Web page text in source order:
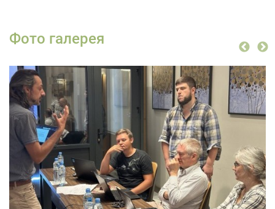
Фото галерея